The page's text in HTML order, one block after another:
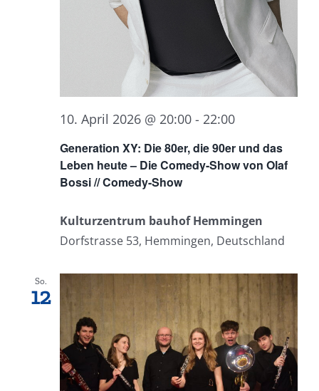
Generation XY: Die 80er, die 90er und das
Leben heute – Die Comedy-Show von Olaf
Bossi // Comedy-Show
10. April 2026 @ 20:00 - 22:00
Kulturzentrum bauhof Hemmingen
Dorfstrasse 53, Hemmingen, Deutschland
So.
12